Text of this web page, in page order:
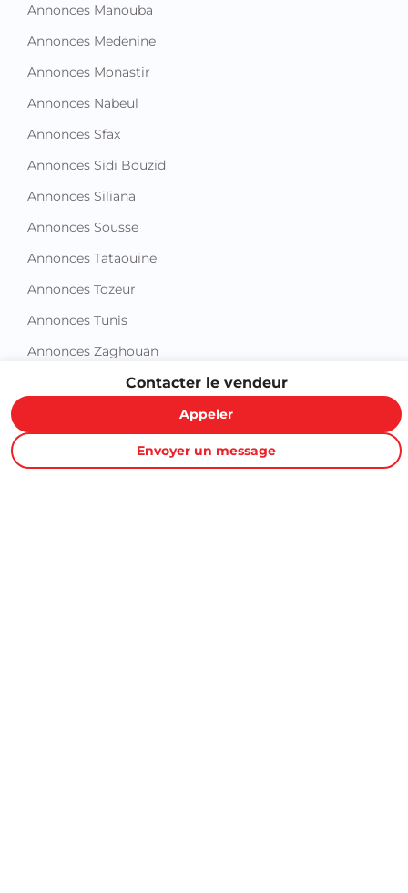
Contacter le vendeur
Appeler
Envoyer un message
Annonces Manouba
Annonces Medenine
Annonces Monastir
Annonces Nabeul
Annonces Sfax
Annonces Sidi Bouzid
Annonces Siliana
Annonces Sousse
Annonces Tataouine
Annonces Tozeur
Annonces Tunis
Annonces Zaghouan